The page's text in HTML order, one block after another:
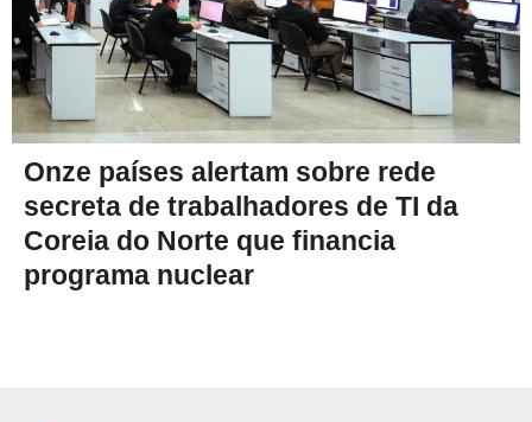
Onze países alertam sobre rede
secreta de trabalhadores de TI da
Coreia do Norte que financia
programa nuclear